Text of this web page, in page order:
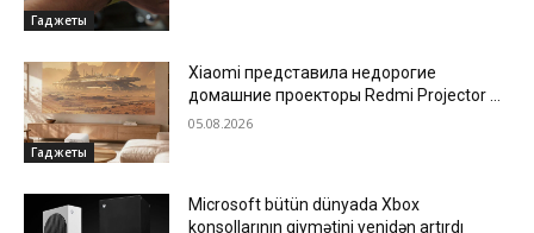
Гаджеты
Гаджеты
Xiaomi представила недорогие
домашние проекторы Redmi Projector 5
и 5 Pro
05.08.2026
Microsoft bütün dünyada Xbox
konsollarının qiymətini yenidən artırdı